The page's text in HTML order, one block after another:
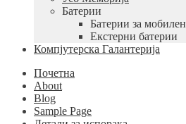
Батерии
Батерии за мобилен
Екстерни батерии
Компјутерска Галантерија
Почетна
About
Blog
Sample Page